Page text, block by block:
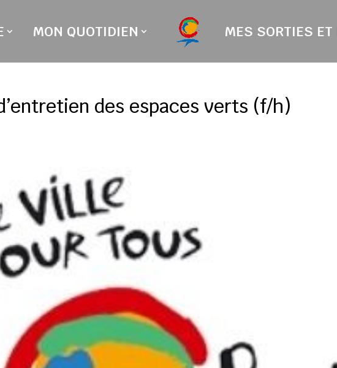
MON QUOTIDIEN MES SORTIES
des espaces verts (f/h)